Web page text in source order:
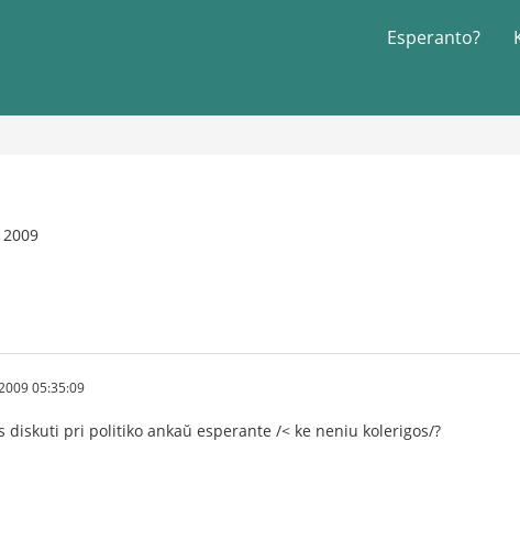
Esperanto?
05:35:09
diskuti pri politiko ankaŭ esperante /< ke neniu kolerigos/?